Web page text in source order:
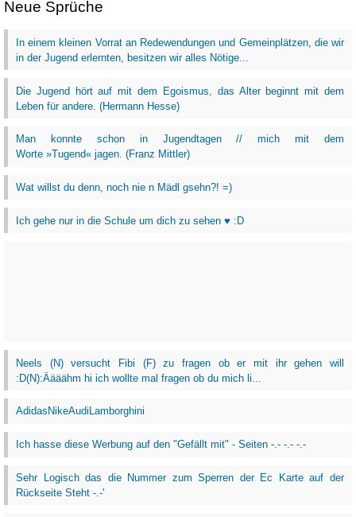
Neue Sprüche
In einem kleinen Vorrat an Redewendungen und Gemeinplätzen, die wir
in der Jugend erlernten, besitzen wir alles Nötige...
Die Jugend hört auf mit dem Egoismus, das Alter beginnt mit dem
Leben für andere. (Hermann Hesse)
Man konnte schon in Jugendtagen // mich mit dem
Worte »Tugend« jagen. (Franz Mittler)
Wat willst du denn, noch nie n Mädl gsehn?! =)
Ich gehe nur in die Schule um dich zu sehen ♥ :D
Neels (N) versucht Fibi (F) zu fragen ob er mit ihr gehen will
:D(N):Äääähm hi ich wollte mal fragen ob du mich li...
AdidasNikeAudiLamborghini
Ich hasse diese Werbung auf den "Gefällt mit" - Seiten -.- -.- -.-
Sehr Logisch das die Nummer zum Sperren der Ec Karte auf der
Rückseite Steht -.-'